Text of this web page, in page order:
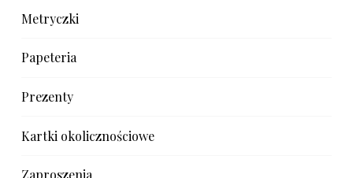
Metryczki
Papeteria
Prezenty
Kartki okolicznościowe
Zaproszenia